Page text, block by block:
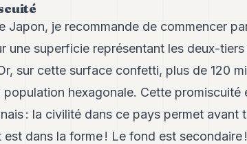
Japon, je recommande de commencer
une superficie représentant les deux-
sur cette surface confetti, plus de 120
hexagonale. Cette
: la civilité dans ce pays permet avant
dans la forme ! Le fond est secondaire